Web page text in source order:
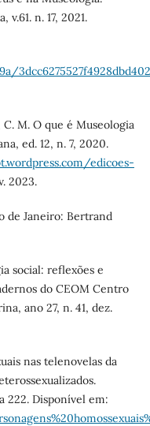
n. 17, 2021.
C. M. O que é Museologia
ed. 12, n. 7, 2020.
edicoes-
2023.
de Janeiro: Bertrand
social: reflexões e
do CEOM Centro
ano 27, n. 41, dez.
nas telenovelas da
222. Disponível em: